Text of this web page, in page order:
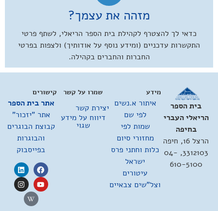
מזהה את עצמך?
כדאי לך להצטרף לקהילת בית הספר הריאלי, לשתף פרטי
התקשרות עדכניים (ומידע נוסף על אודותיך) ולצפות בפרטי
החברות והחברים בקהילה.
בית הספר
הריאלי העברי
בחיפה
הרצל 16, חיפה
3312103, 04-
610-5100
מידע
איתור א.נשים
לפי שם
שמות לפי
מחזורי סיום
כלות וחתני פרס
ישראל
עיטורים
וצל"שים צבאיים
קישורים
אתר בית הספר
אתר "יזכור"
קבוצת הבוגרים
והבוגרות
בפייסבוק
שמרו על קשר
יצירת קשר
דיווח על מידע
שגוי